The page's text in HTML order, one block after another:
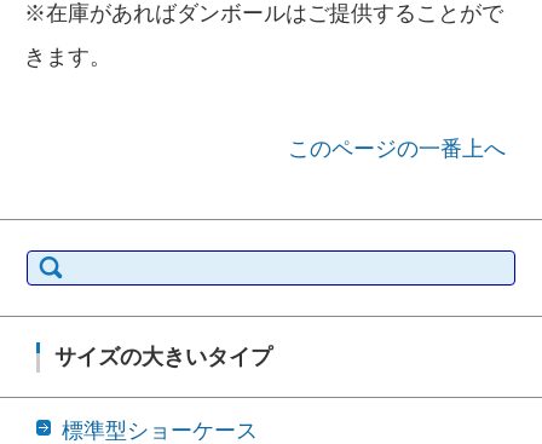
※在庫があればダンボールはご提供することがで
きます。
このページの一番上へ
検索:
サイズの大きいタイプ
標準型ショーケース